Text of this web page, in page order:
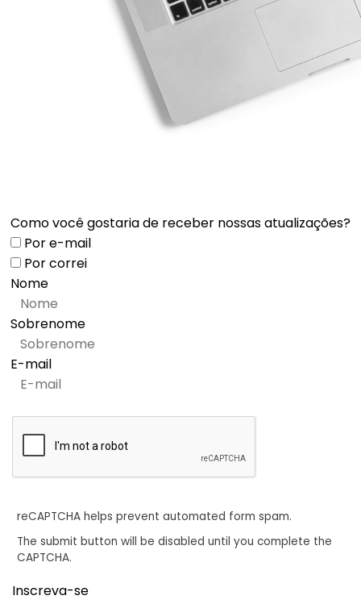
Como você gostaria de receber nossas atualizações?
Por e-mail
Por correi
Nome
Sobrenome
E-mail
reCAPTCHA helps prevent automated form spam.
The submit button will be disabled until you complete the
CAPTCHA.